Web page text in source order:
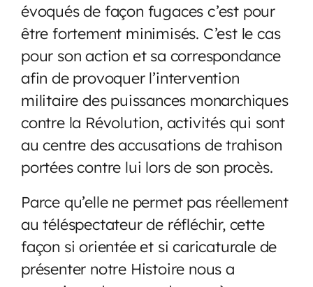
évoqués de façon fugaces c’est pour
être fortement minimisés. C’est le cas
pour son action et sa correspondance
afin de provoquer l’intervention
militaire des puissances monarchiques
contre la Révolution, activités qui sont
au centre des accusations de trahison
portées contre lui lors de son procès.
Parce qu’elle ne permet pas réellement
au téléspectateur de réfléchir, cette
façon si orientée et si caricaturale de
présenter notre Histoire nous a